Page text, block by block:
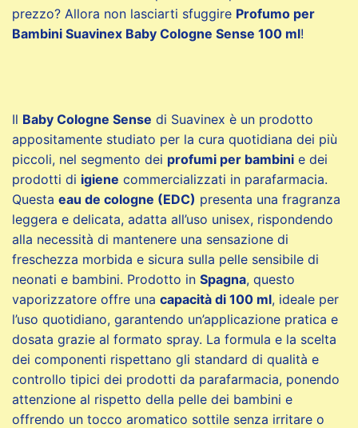
prezzo? Allora non lasciarti sfuggire Profumo per
Bambini Suavinex Baby Cologne Sense 100 ml!
Il Baby Cologne Sense di Suavinex è un prodotto
appositamente studiato per la cura quotidiana dei più
piccoli, nel segmento dei profumi per bambini e dei
prodotti di igiene commercializzati in parafarmacia.
Questa eau de cologne (EDC) presenta una fragranza
leggera e delicata, adatta all’uso unisex, rispondendo
alla necessità di mantenere una sensazione di
freschezza morbida e sicura sulla pelle sensibile di
neonati e bambini. Prodotto in Spagna, questo
vaporizzatore offre una capacità di 100 ml, ideale per
l’uso quotidiano, garantendo un’applicazione pratica e
dosata grazie al formato spray. La formula e la scelta
dei componenti rispettano gli standard di qualità e
controllo tipici dei prodotti da parafarmacia, ponendo
attenzione al rispetto della pelle dei bambini e
offrendo un tocco aromatico sottile senza irritare o